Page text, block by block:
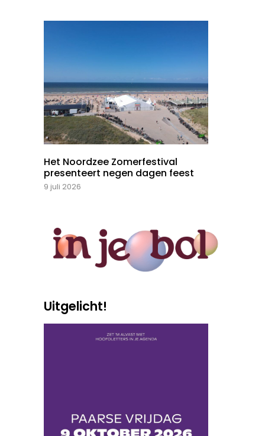
Het Noordzee Zomerfestival
presenteert negen dagen feest
9 juli 2026
Uitgelicht!